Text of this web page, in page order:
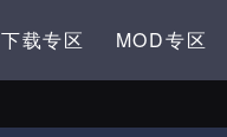
下载专区 MOD专区